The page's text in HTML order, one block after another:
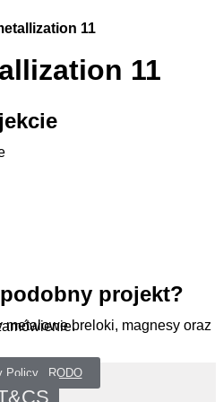
11
11
projekt?
indywidualne zamówienie.
Policy _RODO